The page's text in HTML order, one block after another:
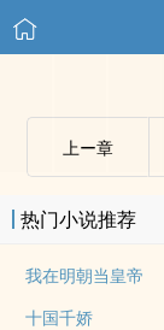
上ー章
热门小说推荐
我在明朝当皇帝
十国千娇